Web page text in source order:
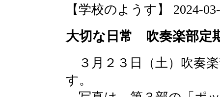
【学校のようす】 2024-
大切な日常 吹奏楽部定
３月２３日（土）吹奏
す。